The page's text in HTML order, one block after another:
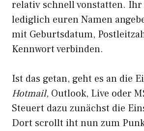
relativ schnell vonstatten. Ihr
lediglich euren Namen
mit Geburtsdatum,
Kennwort verbinden.
Ist das getan, geht es an die
Hotmail, Outlook, Live oder
Steuert dazu zunächst die
Dort scrollt iht nun zum